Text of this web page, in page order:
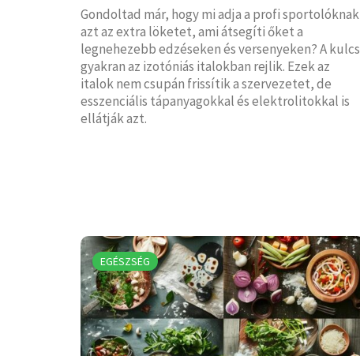
Gondoltad már, hogy mi adja a profi sportolóknak
azt az extra löketet, ami átsegíti őket a
legnehezebb edzéseken és versenyeken? A kulcs
gyakran az izotóniás italokban rejlik. Ezek az
italok nem csupán frissítik a szervezetet, de
esszenciális tápanyagokkal és elektrolitokkal is
ellátják azt.
EGÉSZSÉG